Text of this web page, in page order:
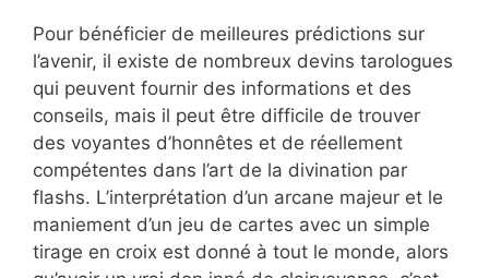
Pour bénéficier de meilleures prédictions sur
l’avenir, il existe de nombreux devins tarologues
qui peuvent fournir des informations et des
conseils, mais il peut être difficile de trouver
des voyantes d’honnêtes et de réellement
compétentes dans l’art de la divination par
flashs. L’interprétation d’un arcane majeur et le
maniement d’un jeu de cartes avec un simple
tirage en croix est donné à tout le monde, alors